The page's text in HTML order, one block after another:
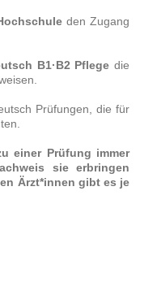
den Zugang
B1·B2 Pflege die
Prüfungen, die für
einer Prüfung immer
sie erbringen
Ärzt*innen gibt es je